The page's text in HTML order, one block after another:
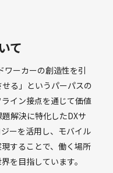
て
ワーカーの創造性を引
る」というパーパスの
イン接点を通じて価値
解決に特化したDXサ
ーを活用し、モバイル
することで、働く場所
を目指しています。